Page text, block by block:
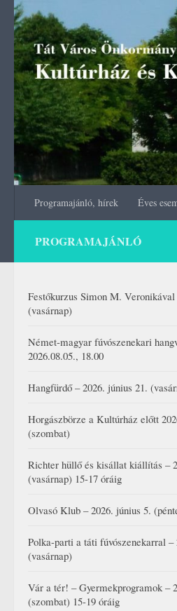
Skip to content
Programajánló, hírek Éves
PROGRAMAJÁNLÓ
Festőkurzus Simon M. Veronikával
(vasárnap)
Német-magyar fúvószenekari
2026.08.05., 18.00
Hangfürdő – 2026. június 21.
Horgászbörze a Kultúrház előtt
(szombat)
Richter hüllő és kisállat kiállítás –
(vasárnap) 15-17 óráig
Olvasó Klub – 2026. június 5.
Polka-parti a táti fúvószenekarral –
(vasárnap)
Vár a tér! – Gyermekprogramok –
(szombat) 15-19 óráig